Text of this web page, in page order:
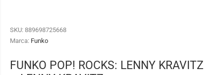
SKU: 889698725668
Marca: Funko
FUNKO POP! ROCKS: LENNY KRAVITZ